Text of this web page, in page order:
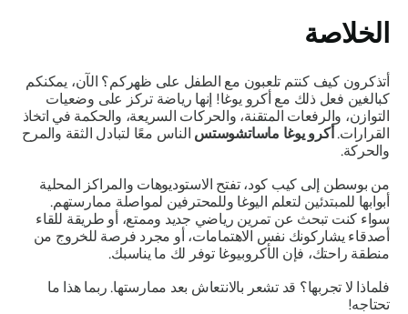
الخلاصة
أتذكرون كيف كنتم تلعبون مع الطفل على ظهركم؟ الآن، يمكنكم
كبالغين فعل ذلك مع أكرو يوغا! إنها رياضة تركز على وضعيات
التوازن، والرفعات المتقنة، والحركات السريعة، والحكمة في اتخاذ
القرارات.أكرو يوغا ماساتشوستس الناس معًا لتبادل الثقة والمرح
والحركة.
من بوسطن إلى كيب كود، تفتح الاستوديوهات والمراكز المحلية
أبوابها للمبتدئين لتعلم اليوغا وللمحترفين لمواصلة ممارستهم.
سواء كنت تبحث عن تمرين رياضي جديد وممتع، أو طريقة للقاء
أصدقاء يشاركونك نفس الاهتمامات، أو مجرد فرصة للخروج من
منطقة راحتك، فإن الأكروبيوغا توفر لك ما يناسبك.
فلماذا لا تجربها؟ قد تشعر بالانتعاش بعد ممارستها. ربما هذا ما
تحتاجه!